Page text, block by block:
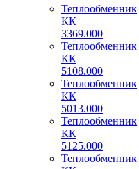
Теплообменник
КК
3369.000
Теплообменник
КК
5108.000
Теплообменник
КК
5013.000
Теплообменник
КК
5125.000
Теплообменник